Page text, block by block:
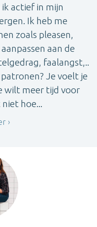
actief in mijn
Ik heb me
zoals pleasen,
aan de
faalangst,..
Je voelt je
wilt meer tijd voor
hoe...